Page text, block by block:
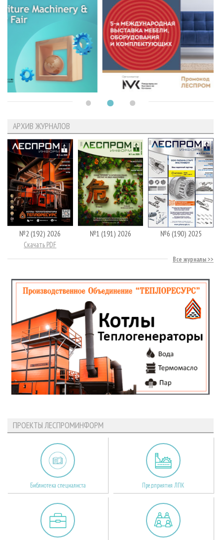
АРХИВ ЖУРНАЛОВ
№2 (192) 2026
Скачать PDF
№1 (191) 2026 №6 (190) 2025
Все журналы
ПРОЕКТЫ ЛЕСПРОМИНФОРМ
Библиотека специалиста Предприятия ЛПК